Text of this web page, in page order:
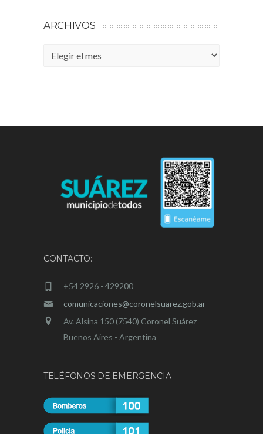
ARCHIVOS
Archivos
CONTACTO:
+54 2926 - 429200
comunicaciones@coronelsuarez.gob.ar
Av. Alsina 150 (7540) Coronel Suárez
Buenos Aires - Argentina
TELÉFONOS DE EMERGENCIA